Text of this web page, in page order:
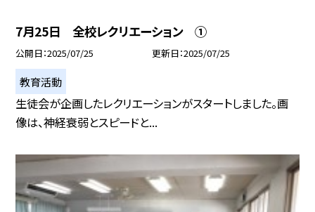
7月25日 全校レクリエーション ①
公開日 2025/07/25 更新日 2025/07/25
教育活動
生徒会が企画したレクリエーションがスタートしました。画
像は、神経衰弱とスピードと...